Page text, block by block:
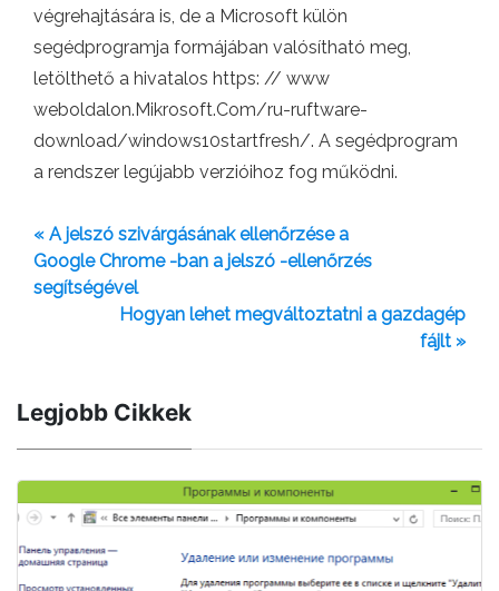
végrehajtására is, de a Microsoft külön
segédprogramja formájában valósítható meg,
letölthető a hivatalos https: // www
weboldalon.Mikrosoft.Com/ru-ruftware-
download/windows10startfresh/. A segédprogram
a rendszer legújabb verzióihoz fog működni.
« A jelszó szivárgásának ellenőrzése a
Google Chrome -ban a jelszó -ellenőrzés
segítségével
Hogyan lehet megváltoztatni a gazdagép
fájlt »
Legjobb Cikkek